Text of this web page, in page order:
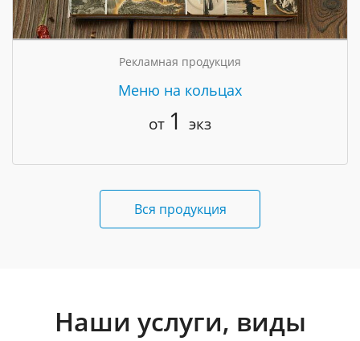
Рекламная продукция
Меню на кольцах
от 1 экз
Вся продукция
Наши услуги, виды